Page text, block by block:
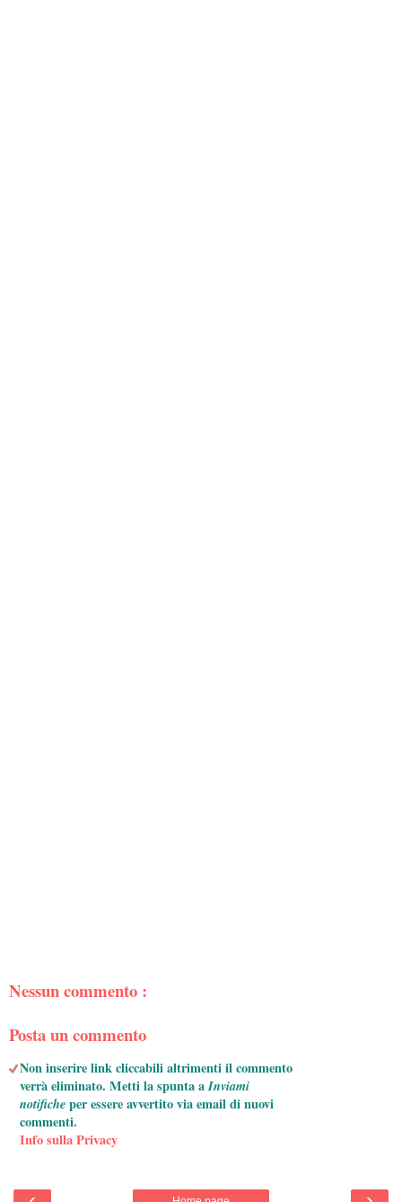
Nessun commento :
Posta un commento
Non inserire link cliccabili altrimenti il commento
verrà eliminato. Metti la spunta aInviami
notificheper essere avvertito via email di nuovi
commenti.
Info sulla Privacy